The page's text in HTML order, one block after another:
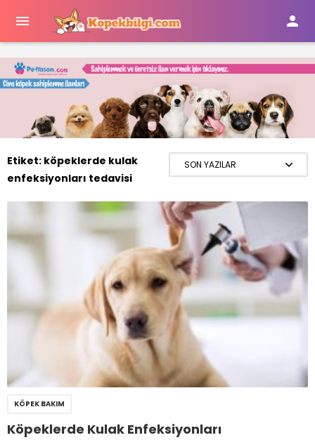
 
Etiket: köpeklerde kulak
enfeksiyonları tedavisi
KÖPEK BAKIM
Köpeklerde Kulak Enfeksiyonları